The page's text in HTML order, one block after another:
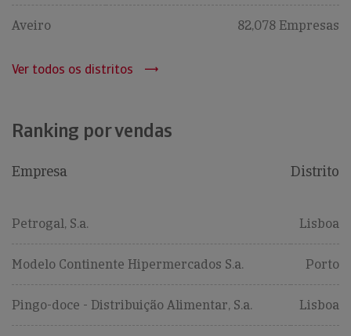
Aveiro 82,078 Empresas
Ver todos os distritos
Ranking por vendas
Empresa Distrito
Petrogal, S.a. Lisboa
Modelo Continente Hipermercados S.a. Porto
Pingo-doce - Distribuição Alimentar, S.a. Lisboa